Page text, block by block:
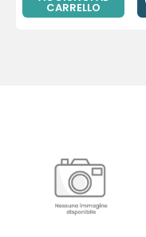
CARRELLO